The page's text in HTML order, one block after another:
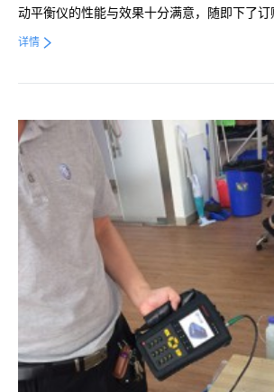
动平衡仪的性能与效果十分满意，随即下了订
详情